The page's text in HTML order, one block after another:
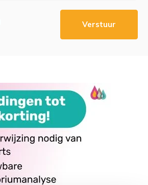
Verstuur